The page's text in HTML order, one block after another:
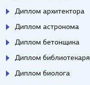
Диплом архитектора
Диплом астронома
Диплом бетонщика
Диплом библиотекаря
Диплом биолога